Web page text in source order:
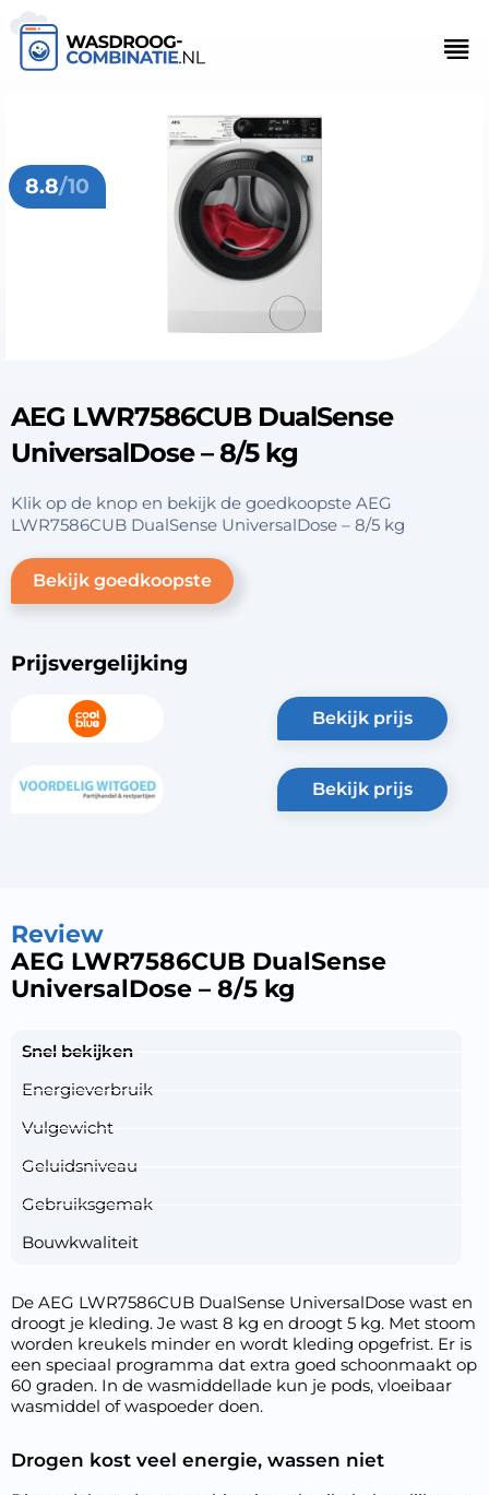
8.8/10
AEG LWR7586CUB DualSense
UniversalDose – 8/5 kg
Klik op de knop en bekijk de goedkoopste AEG
LWR7586CUB DualSense UniversalDose – 8/5 kg
Bekijk goedkoopste
Prijsvergelijking
bekijk prijs
bekijk prijs
Review
AEG LWR7586CUB DualSense
UniversalDose – 8/5 kg
Snel bekijken
Energieverbruik
Vulgewicht
Geluidsniveau
Gebruiksgemak
Bouwkwaliteit
De AEG LWR7586CUB DualSense UniversalDose wast en
droogt je kleding. Je wast 8 kg en droogt 5 kg. Met stoom
worden kreukels minder en wordt kleding opgefrist. Er is
een speciaal programma dat extra goed schoonmaakt op
60 graden. In de wasmiddellade kun je pods, vloeibaar
wasmiddel of waspoeder doen.
Drogen kost veel energie, wassen niet